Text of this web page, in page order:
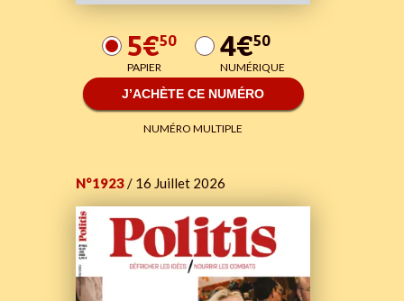
5€50
PAPIER 4€50
NUMÉRIQUE
J’ACHÈTE CE NUMÉRO
NUMÉRO MULTIPLE
N°1923/ 16 Juillet 2026